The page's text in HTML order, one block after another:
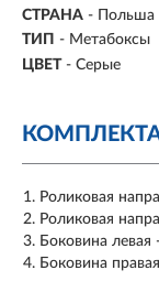
СТРАНА - Польша
ТИП - Метабоксы
ЦВЕТ - Серые
Роликовая
Роликовая
Боковина левая
Боковина